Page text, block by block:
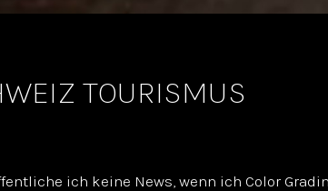
TOURISMUS
ich keine News, wenn ich Color